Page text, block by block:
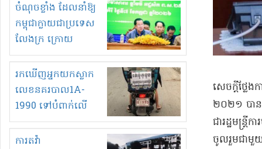
ចំណុចខ្លាំង ដែលនាំឱ្យ
កម្ពុជាក្លាយជាប្រទេស
លែងក្រ ក្រោយ
ឆ្នាំ២០៣០
រកឃើញអ្នកយកស្លាក
លេខនគរបាល1A-
1990 ទៅបំពាក់លើ
ម៉ូតូរបស់ខ្លួន ដាកផ្លាក
រត់ឌុបហើយ
ការតវ៉ា
សេចក្តីថ្លែ
២០២១ បាន
ជា​រដ្ឋមន្ត្រី
ចូលរួម​ជាមួយ​